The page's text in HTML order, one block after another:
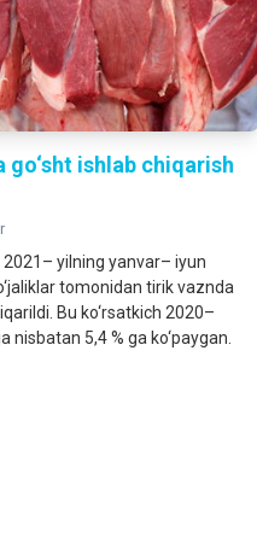
ishlab chiqarish
2021– yilning yanvar– iyun
tomonidan tirik vaznda
Bu ko‘rsatkich 2020–
nisbatan 5,4 % ga ko‘paygan.